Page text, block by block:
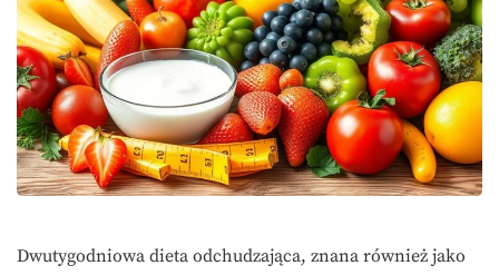
Dwutygodniowa dieta odchudzająca, znana również jako